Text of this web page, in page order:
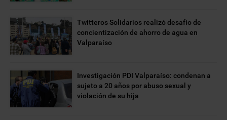
Twitteros Solidarios realizó desafío de
concientización de ahorro de agua en
Valparaíso
Investigación PDI Valparaíso: condenan a
sujeto a 20 años por abuso sexual y
violación de su hija